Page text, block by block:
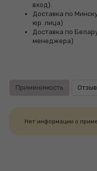
вход).
Доставка по
юр. лица)
Доставка по
менеджера)
Применимость
Нет информации о